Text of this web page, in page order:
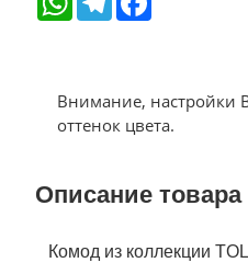
Внимание, настройки
оттенок цвета.
Описание товара
Комод из коллекции